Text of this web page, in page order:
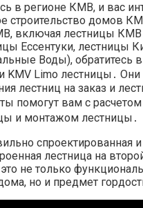
в регионе КМВ, и вас
строительство домов
включая лестницы КМВ
Ессентуки, лестницы
Воды), обратитесь
KMV Limo лестницы․
лестниц на заказ и
помогут вам с
и монтажом лестницы․
спроектированная и
лестница на
не только
но и предмет